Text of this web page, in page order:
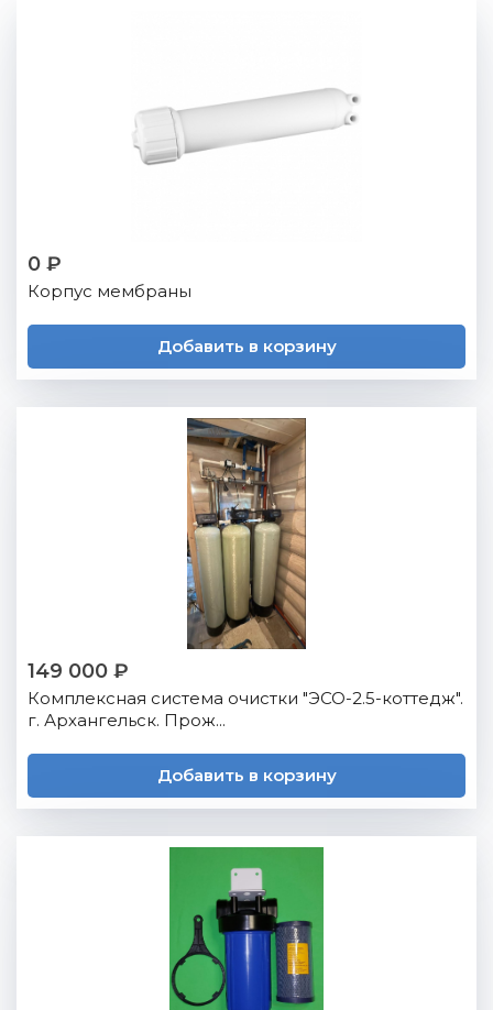
0 ₽
Корпус мембраны
Добавить в корзину
149 000 ₽
Комплексная система очистки "ЭСО-2.5-коттедж".
г. Архангельск. Прож...
Добавить в корзину